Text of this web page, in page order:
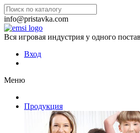
info@pristavka.com
Вся игровая индустрия у одного
Вход
Меню
Продукция